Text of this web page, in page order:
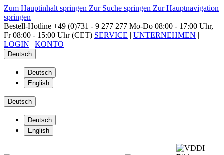
Zum Hauptinhalt springen Zur Suche springen Zur Hauptnavigation
springen
Bestell-Hotline +49 (0)731 - 9 277 277 Mo-Do 08:00 - 17:00 Uhr,
Fr 08:00 - 15:00 Uhr (CET) SERVICE | UNTERNEHMEN |
LOGIN | KONTO
Deutsch
Deutsch
English
Deutsch
Deutsch
English